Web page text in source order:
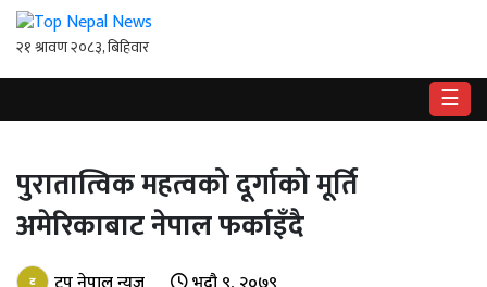
☰
गृहपृष्ठ
राष्ट्रिय
राजनीति
अर्थ
पुरातात्विक महत्वको दूर्गाको मूर्ति
अमेरिकाबाट नेपाल फर्काइँदै